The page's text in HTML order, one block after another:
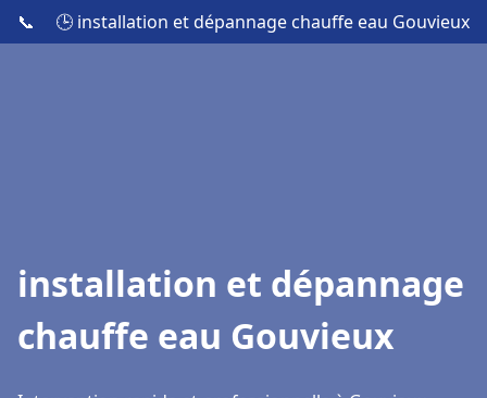
📞 🕒 installation et dépannage chauffe eau Gouvieux
installation et dépannage
chauffe eau Gouvieux